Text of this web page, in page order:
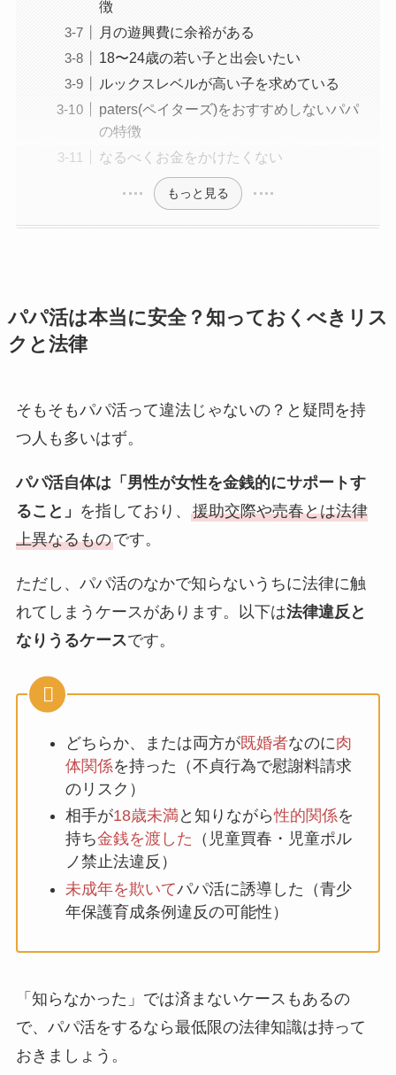
徴
月の遊興費に余裕がある
18〜24歳の若い子と出会いたい
ルックスレベルが高い子を求めている
paters(ペイターズ)をおすすめしないパパ
の特徴
なるべくお金をかけたくない
もっと見る
パパ活は本当に安全？知っておくべきリス
クと法律
そもそもパパ活って違法じゃないの？と疑問を持
つ人も多いはず。
パパ活自体は「男性が女性を金銭的にサポートす
ること」 を指しており、 援助交際や売春とは法律
上異なるものです。
ただし、パパ活のなかで知らないうちに法律に触
れてしまうケースがあります。以下は法律違反と
なりうるケースです。
どちらか、または両方が既婚者なのに肉
体関係を持った（不貞行為で慰謝料請求
のリスク）
相手が18歳未満 と知りながら性的関係を
持ち金銭を渡した （児童買春・児童ポル
ノ禁止法違反）
未成年を欺いてパパ活に誘導した（青少
年保護育成条例違反の可能性）
「知らなかった」では済まないケースもあるの
で、パパ活をするなら最低限の法律知識は持って
おきましょう。